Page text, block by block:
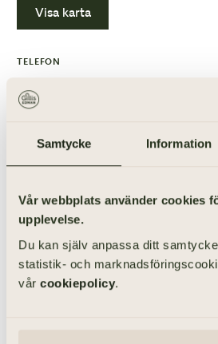
Samtycke Information
Vår webbplats använder cookies
upplevelse.
Du kan själv anpassa ditt
statistik- och
vår cookiepolicy.
Visa karta
TELEFON
Skånegatan 17
411 40 GÖTEBORG